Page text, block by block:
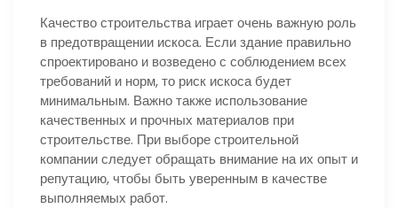
Качество строительства играет очень важную роль
в предотвращении искоса. Если здание правильно
спроектировано и возведено с соблюдением всех
требований и норм, то риск искоса будет
минимальным. Важно также использование
качественных и прочных материалов при
строительстве. При выборе строительной
компании следует обращать внимание на их опыт и
репутацию, чтобы быть уверенным в качестве
выполняемых работ.